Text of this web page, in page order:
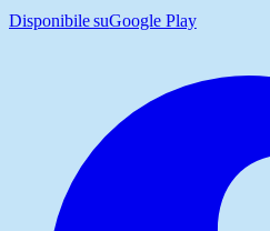
Disponibile suGoogle Play